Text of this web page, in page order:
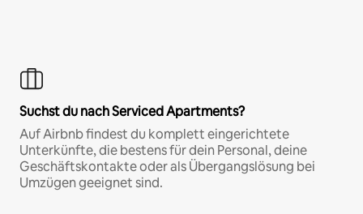
Suchst du nach Serviced Apartments?
Auf Airbnb findest du komplett eingerichtete
Unterkünfte, die bestens für dein Personal, deine
Geschäftskontakte oder als Übergangslösung bei
Umzügen geeignet sind.